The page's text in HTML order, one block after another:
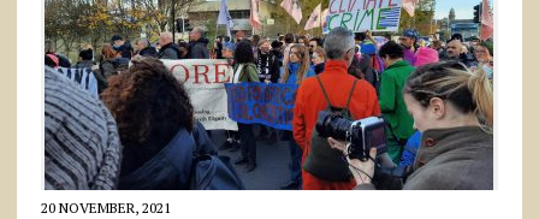
20 NOVEMBER, 2021